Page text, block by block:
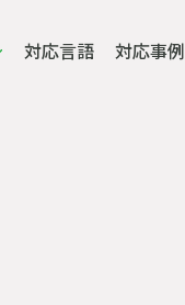
対応言語 対応事例